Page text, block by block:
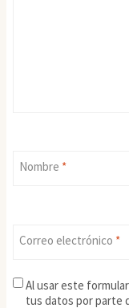
Nombre *
Correo electrónico *
Al usar este
tus datos por parte